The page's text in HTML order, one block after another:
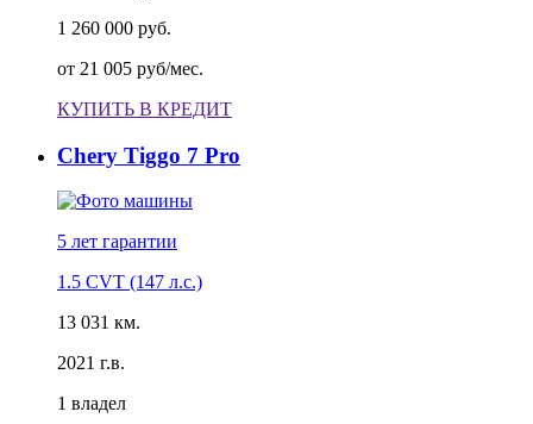
1 260 000 руб.
от 21 005 руб/мес.
КУПИТЬ В КРЕДИТ
Chery Tiggo 7 Pro
5 лет гарантии
1.5 CVT (147 л.с.)
13 031 км.
2021 г.в.
1 владел